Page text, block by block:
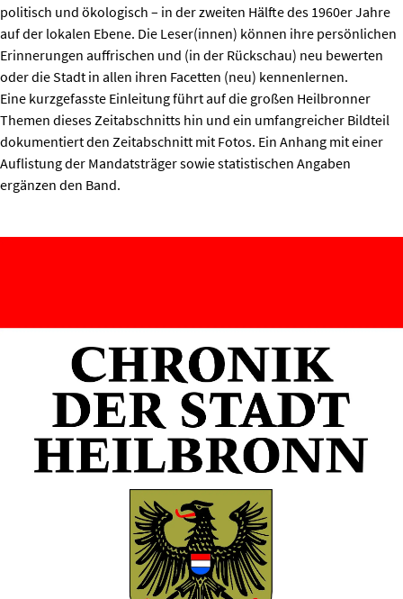
politisch und ökologisch – in der zweiten Hälfte des 1960er Jahre
auf der lokalen Ebene. Die Leser(innen) können ihre persönlichen
Erinnerungen auffrischen und (in der Rückschau) neu bewerten
oder die Stadt in allen ihren Facetten (neu) kennenlernen.
Eine kurzgefasste Einleitung führt auf die großen Heilbronner
Themen dieses Zeitabschnitts hin und ein umfangreicher Bildteil
dokumentiert den Zeitabschnitt mit Fotos. Ein Anhang mit einer
Auflistung der Mandatsträger sowie statistischen Angaben
ergänzen den Band.